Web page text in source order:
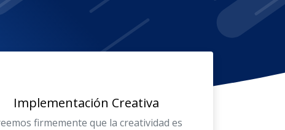
Implementación Creativa
firmemente que la creatividad es